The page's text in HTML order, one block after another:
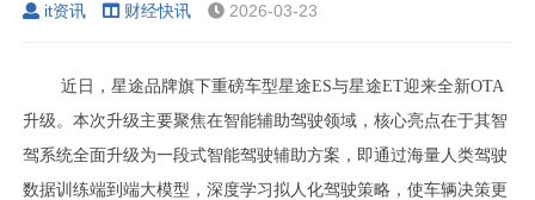
it资讯 财经快讯 2026-03-23
近日，星途品牌旗下重磅车型星途ES与星途ET迎来全新OTA
升级。本次升级主要聚焦在智能辅助驾驶领域，核心亮点在于其智
驾系统全面升级为一段式智能驾驶辅助方案，即通过海量人类驾驶
数据训练端到端大模型，深度学习拟人化驾驶策略，使车辆决策更